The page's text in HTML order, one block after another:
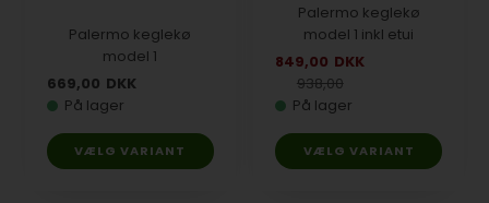
Palermo keglekø
model 1
669,00 DKK
På lager
VÆLG VARIANT
Palermo keglekø
model 1 inkl etui
849,00 DKK
938,00
På lager
VÆLG VARIANT